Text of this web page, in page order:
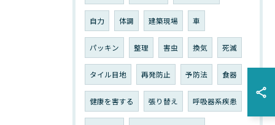
自力 体調 建築現場 車
パッキン 整理 害虫 換気 死滅
タイル目地 再発防止 予防法 食器
健康を害する 張り替え 呼吸器系疾患